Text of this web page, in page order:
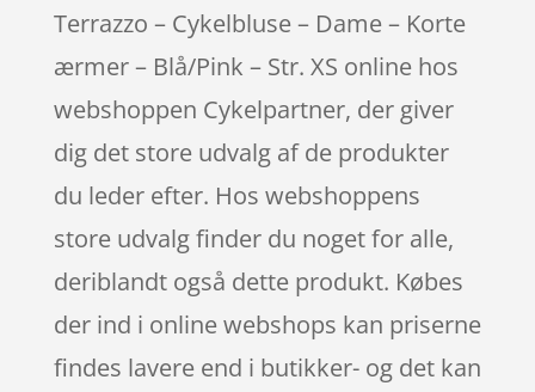
Terrazzo – Cykelbluse – Dame – Korte
ærmer – Blå/Pink – Str. XS online hos
webshoppen Cykelpartner, der giver
dig det store udvalg af de produkter
du leder efter. Hos webshoppens
store udvalg finder du noget for alle,
deriblandt også dette produkt. Købes
der ind i online webshops kan priserne
findes lavere end i butikker- og det kan